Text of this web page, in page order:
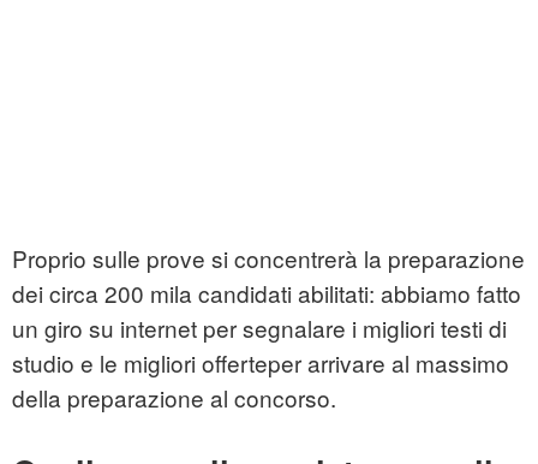
Proprio sulle prove si concentrerà la preparazione
dei circa 200 mila candidati abilitati: abbiamo fatto
un giro su internet per segnalare i migliori testi di
studio e le migliori offerteper arrivare al massimo
della preparazione al concorso.